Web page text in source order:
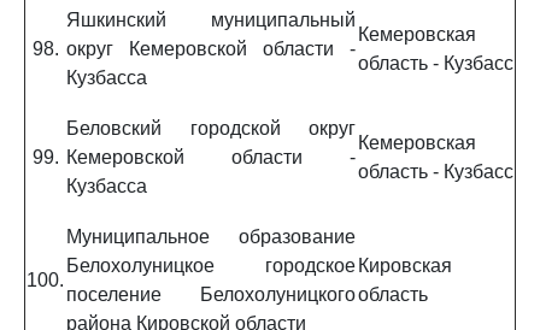
98.
Яшкинский муниципальный
округ Кемеровской области -
Кузбасса
Кемеровская
область - Кузбасс
99.
Беловский городской округ
Кемеровской области -
Кузбасса
Кемеровская
область - Кузбасс
100.
Муниципальное образование
Белохолуницкое городское
поселение Белохолуницкого
района Кировской области
Кировская
область